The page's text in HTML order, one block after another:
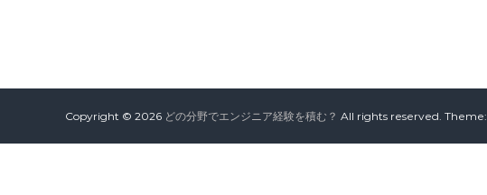
Copyright © 2026 どの分野でエンジニア経験を積む？ All rights reserved. Theme: